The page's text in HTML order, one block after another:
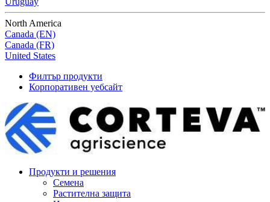
North America
Canada (EN)
Canada (FR)
United States
Филтър продукти
Корпоративен уебсайт
Продукти и решения
Семена
Растителна защита